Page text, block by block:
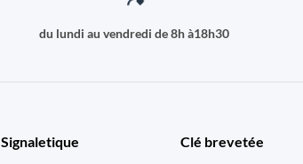
du lundi au vendredi de 8h à18h30
Signaletique Clé brevetée